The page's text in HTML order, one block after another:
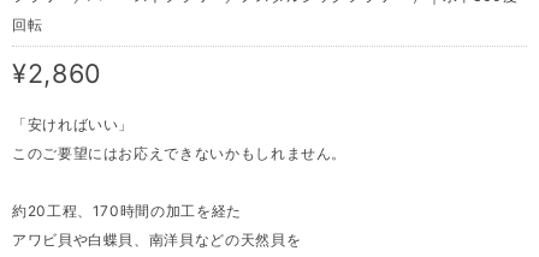
回転
¥2,860
「安ければいい」
このご要望にはお応えできないかもしれません。
約20工程、170時間の加工を経た
アワビ貝や白蝶貝、南洋貝などの天然貝を